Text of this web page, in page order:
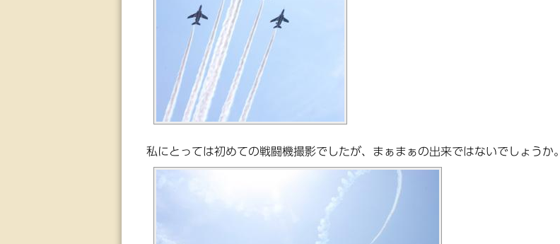
私にとっては初めての戦闘機撮影でしたが、まぁまぁの出来ではないでしょうか。